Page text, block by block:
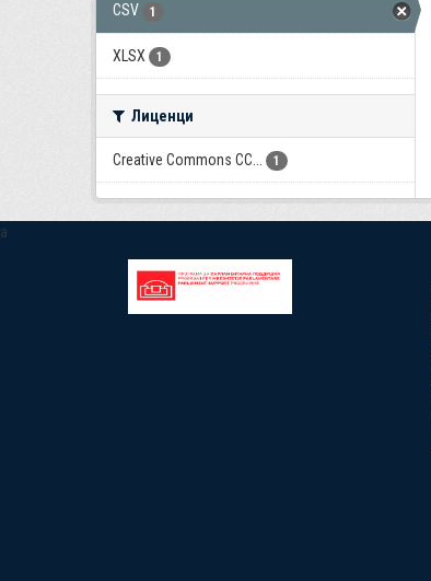
CSV 1
XLSX 1
Лиценци
Creative Commons CC... 1
a